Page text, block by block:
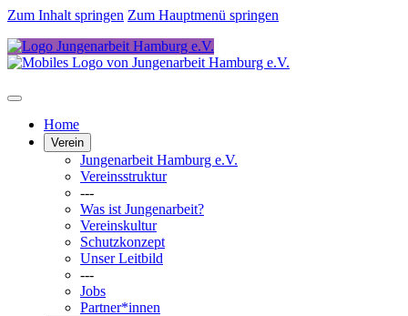
Zum Inhalt springen Zum Hauptmenü springen
Home
Verein
Jungenarbeit Hamburg e.V.
Vereinsstruktur
---
Was ist Jungenarbeit?
Vereinskultur
Schutzkonzept
Unser Leitbild
---
Jobs
Partner*innen